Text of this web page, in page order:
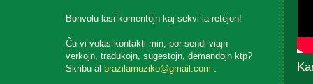
Bonvolu lasi komentojn kaj sekvi la retejon!
Ĉu vi volas kontakti min, por sendi viajn
verkojn, tradukojn, sugestojn, demandojn ktp?
Skribu al brazilamuziko@gmail.com .